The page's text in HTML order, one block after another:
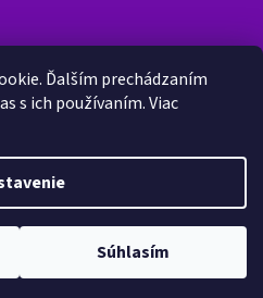
Ďalším prechádzaním
s ich používaním. Viac
Súhlasím
Všetky práva vyhradené.Upraviť